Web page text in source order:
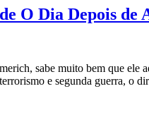
O Dia Depois
sabe muito bem que ele
e segunda guerra, o